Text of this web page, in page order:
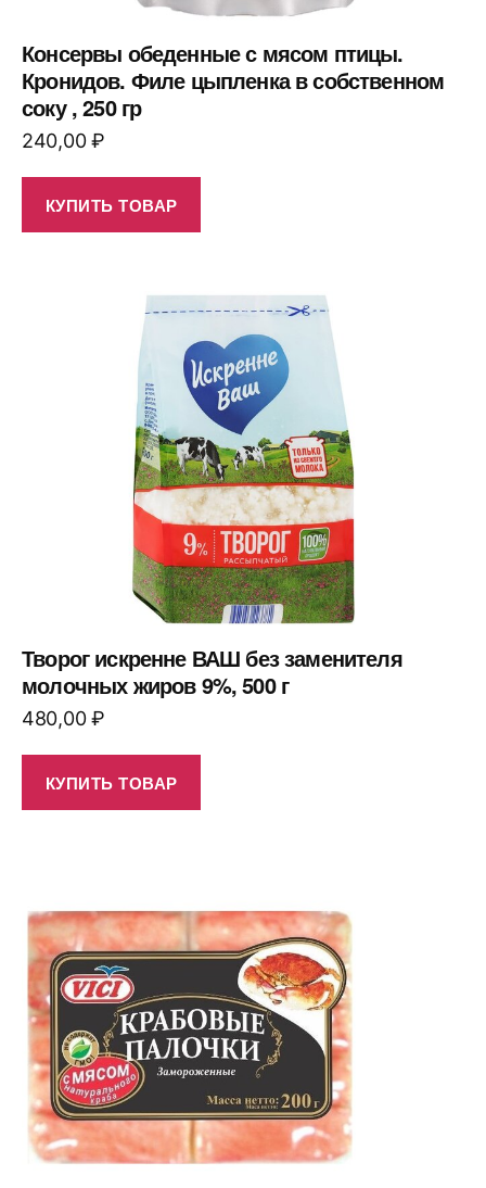
Консервы обеденные с мясом птицы.
Кронидов. Филе цыпленка в собственном
соку , 250 гр
240,00₽
КУПИТЬ ТОВАР
Творог искренне ВАШ без заменителя
молочных жиров 9%, 500 г
480,00₽
КУПИТЬ ТОВАР